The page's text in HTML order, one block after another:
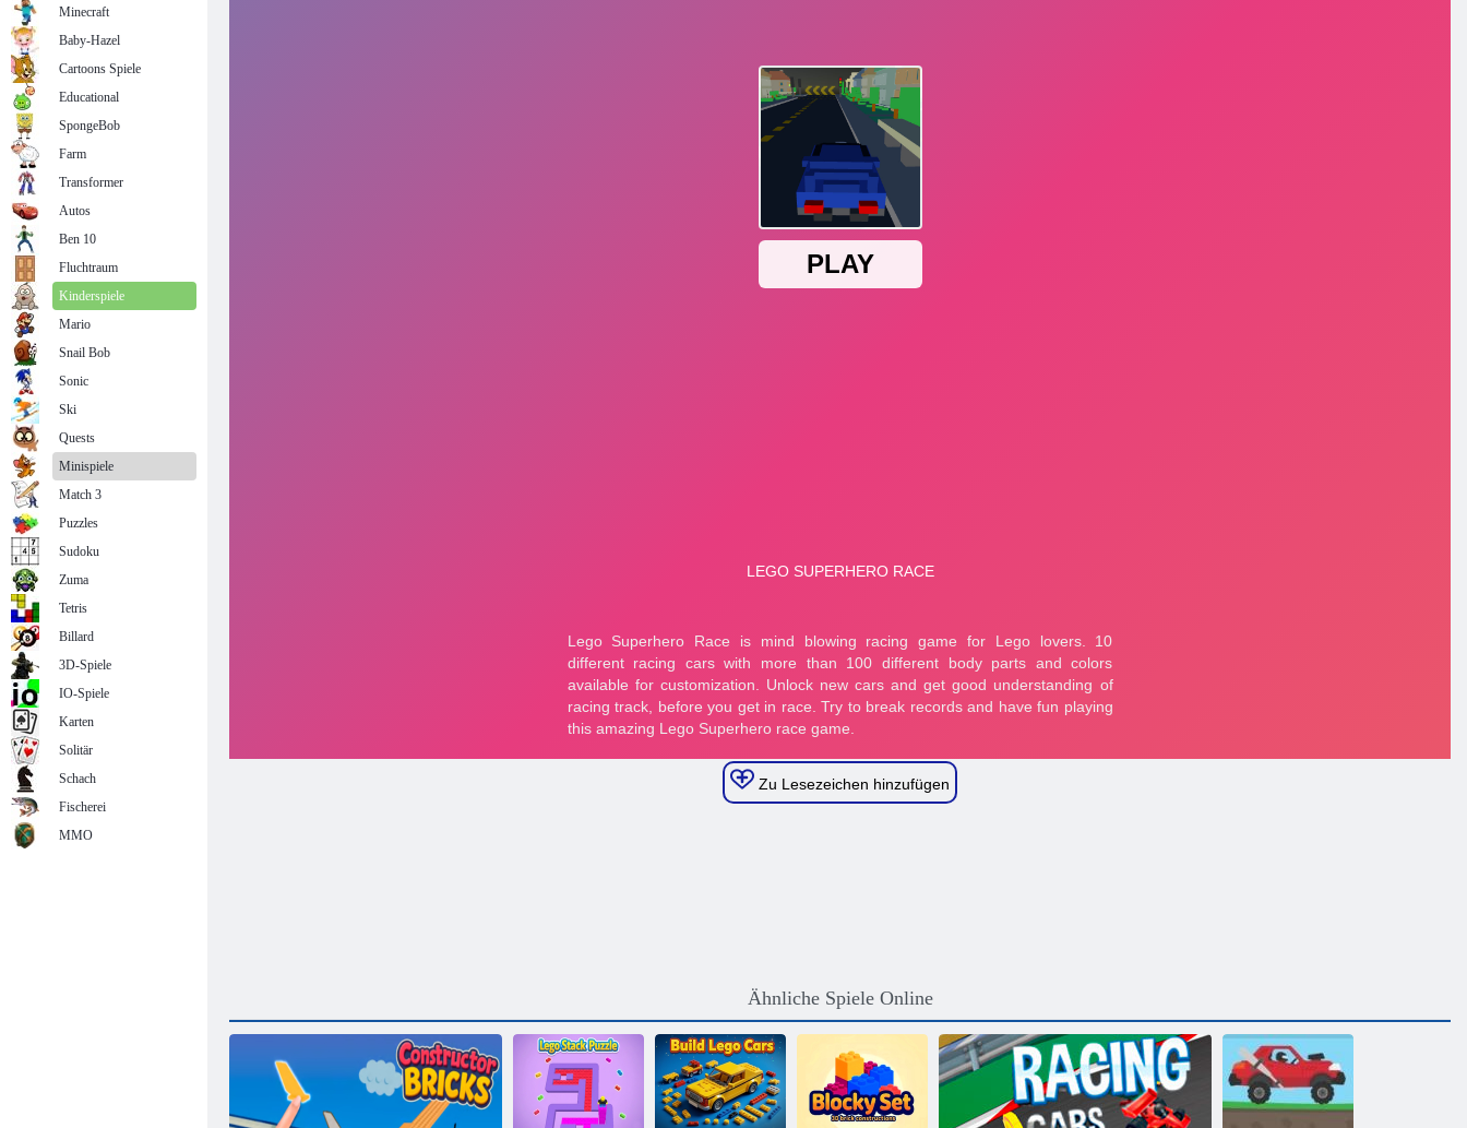
Zu Lesezeichen hinzufügen
Ähnliche Spiele Online
Minecraft
Baby-Hazel
Cartoons Spiele
Educational
SpongeBob
Farm
Transformer
Autos
Ben 10
Fluchtraum
Kinderspiele
Mario
Snail Bob
Sonic
Ski
Quests
Minispiele
Match 3
Puzzles
Sudoku
Zuma
Tetris
Billard
3D-Spiele
IO-Spiele
Karten
Solitär
Schach
Fischerei
MMO